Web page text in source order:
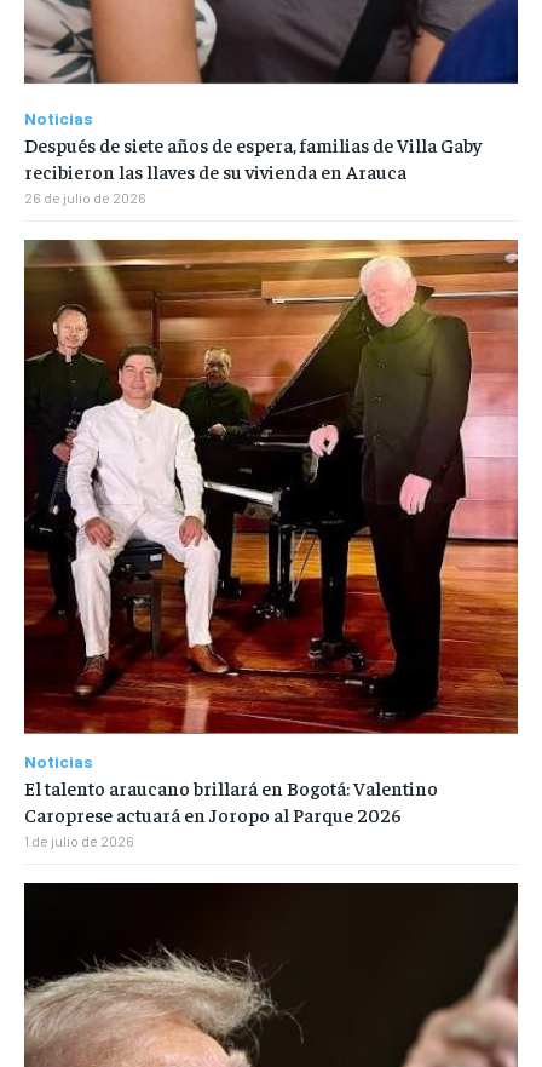
Noticias
Después de siete años de espera, familias de Villa Gaby
recibieron las llaves de su vivienda en Arauca
26 de julio de 2026
Noticias
El talento araucano brillará en Bogotá: Valentino
Caroprese actuará en Joropo al Parque 2026
1 de julio de 2026